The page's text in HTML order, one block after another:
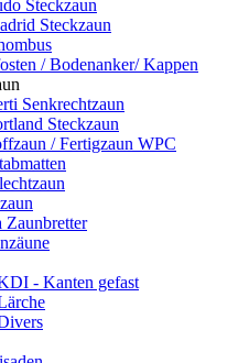
Steckzaun
Steckzaun
/ Bodenanker/ Kappen
Senkrechtzaun
Steckzaun
/ Fertigzaun WPC
Zaunbretter
- Kanten gefast